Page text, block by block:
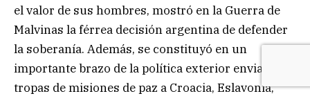
el valor de sus hombres, mostró en la Guerra de
Malvinas la férrea decisión argentina de defender
la soberanía. Además, se constituyó en un
importante brazo de la política exterior enviando
tropas de misiones de paz a Croacia, Eslavonia,